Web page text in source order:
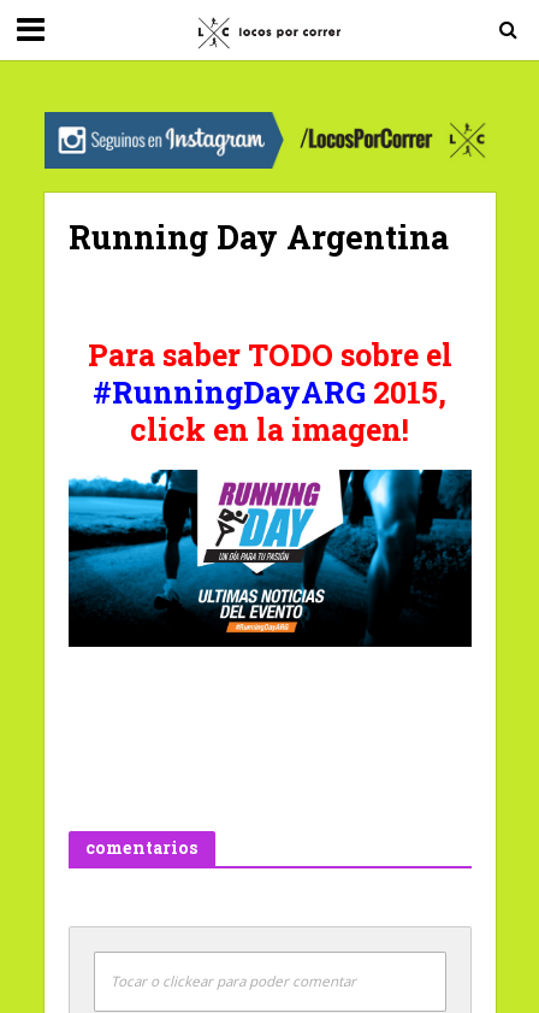
G-0X2PD3RFLV
Running Day Argentina
Para saber TODO sobre el
#RunningDayARG 2015,
click en la imagen!
comentarios
Tocar o clickear para poder comentar